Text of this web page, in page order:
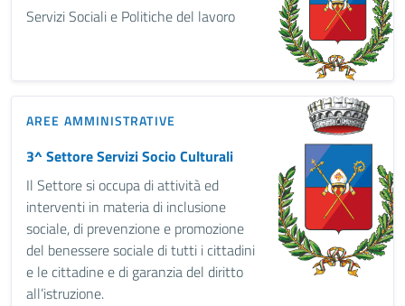
Servizi Sociali e Politiche del lavoro
AREE AMMINISTRATIVE
3^ Settore Servizi Socio Culturali
Il Settore si occupa di attività ed
interventi in materia di inclusione
sociale, di prevenzione e promozione
del benessere sociale di tutti i cittadini
e le cittadine e di garanzia del diritto
all’istruzione.